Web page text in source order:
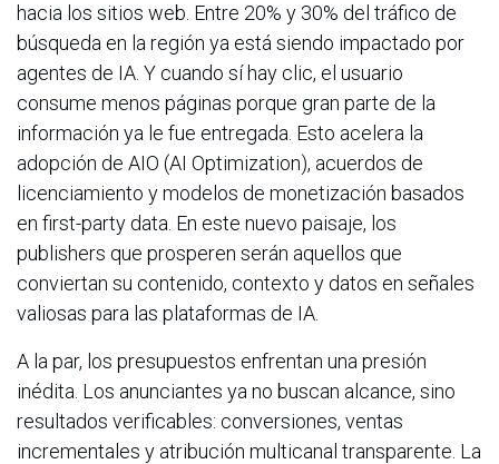
hacia los sitios web. Entre 20% y 30% del tráfico de
búsqueda en la región ya está siendo impactado por
agentes de IA. Y cuando sí hay clic, el usuario
consume menos páginas porque gran parte de la
información ya le fue entregada. Esto acelera la
adopción de AIO (AI Optimization), acuerdos de
licenciamiento y modelos de monetización basados
en first-party data. En este nuevo paisaje, los
publishers que prosperen serán aquellos que
conviertan su contenido, contexto y datos en señales
valiosas para las plataformas de IA.
A la par, los presupuestos enfrentan una presión
inédita. Los anunciantes ya no buscan alcance, sino
resultados verificables: conversiones, ventas
incrementales y atribución multicanal transparente. La